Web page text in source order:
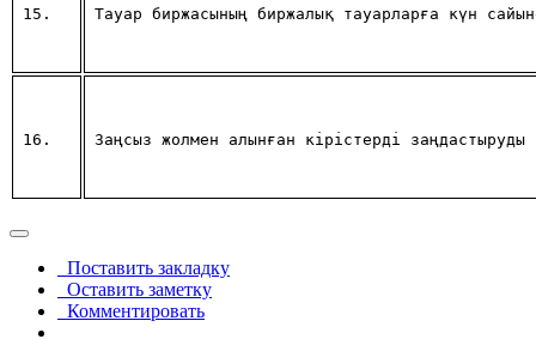
15. Тауар биржасының биржалық тауарларға күн
16. Заңсыз жолмен алынған кiрiстердi
Поставить закладку
Оставить заметку
Комментировать